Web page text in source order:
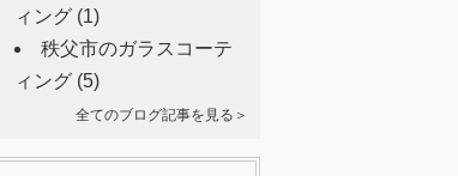
ィング (1)
秩父市のガラスコーテ
ィング (5)
全てのブログ記事を見る＞